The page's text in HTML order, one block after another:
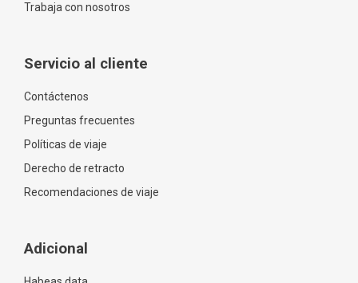
Trabaja con nosotros
Servicio al cliente
Contáctenos
Preguntas frecuentes
Políticas de viaje
Derecho de retracto
Recomendaciones de viaje
Adicional